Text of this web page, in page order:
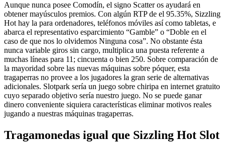
Aunque nunca posee Comodín, el signo Scatter os ayudará en
obtener mayúsculos premios. Con algún RTP de el 95.35%, Sizzling
Hot hay la para ordenadores, teléfonos móviles así­ como tabletas, e
abarca el representativo esparcimiento “Gamble” o “Doble en el
caso de que nos lo olvidemos Ninguna cosa”. No obstante ésta
nunca variable giros sin cargo, multiplica una puesta referente a
muchas líneas para 11; cincuenta o bien 250. Sobre comparación de
la mayoridad sobre las nuevas máquinas sobre póquer, esta
tragaperras no provee a los jugadores la gran serie de alternativas
adicionales. Slotpark serí­a un juego sobre chiripa en internet gratuito
cuyo separado objetivo serí­a nuestro juego. No se puede ganar
dinero conveniente siquiera características eliminar motivos reales
jugando a nuestras máquinas tragaperras.
Tragamonedas igual que Sizzling Hot Slot